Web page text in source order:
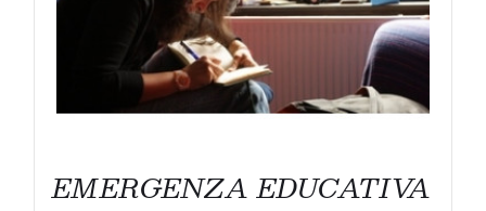
EMERGENZA EDUCATIVA